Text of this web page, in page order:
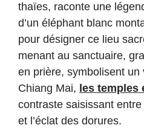
thaïes, raconte une
d’un éléphant blanc
pour désigner ce lieu
menant au sanctuaire,
en prière, symbolisent un
Chiang Mai, les temples
contraste saisissant
et l’éclat des dorures.